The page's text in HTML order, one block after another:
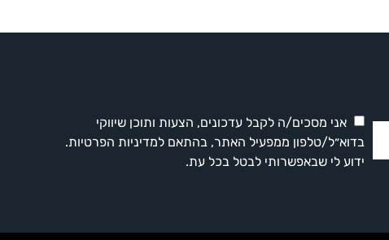
אני מסכים/ה לקבל עדכונים, הצעות ותוכן שיווקי
בדוא״ל/טלפון ממפעיל האתר, בהתאם למדיניות הפרטיות.
ידוע לי שבאפשרותי לבטל בכל עת.